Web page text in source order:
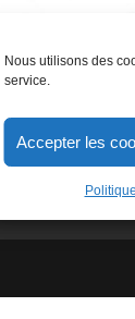
Nous utilisons des
service.
Accepter les